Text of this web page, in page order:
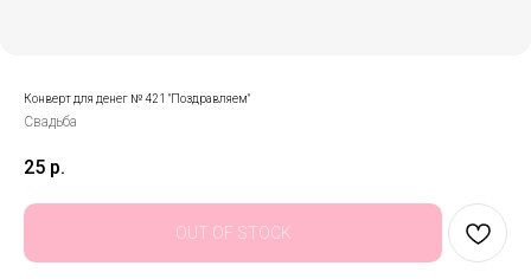
Конверт для денег № 421 "Поздравляем"
Свадьба
25 р.
OUT OF STOCK